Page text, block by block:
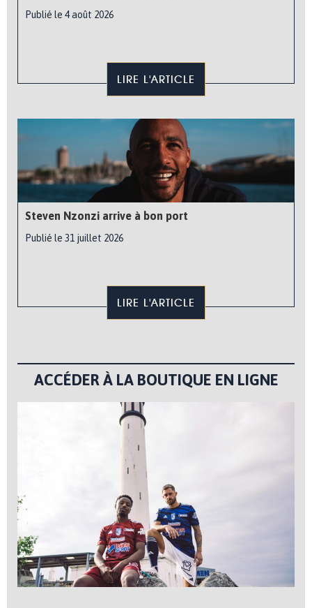
Publié le 4 août 2026
LIRE L'ARTICLE
Steven Nzonzi arrive à bon port
Publié le 31 juillet 2026
LIRE L'ARTICLE
ACCÉDER À LA BOUTIQUE EN LIGNE